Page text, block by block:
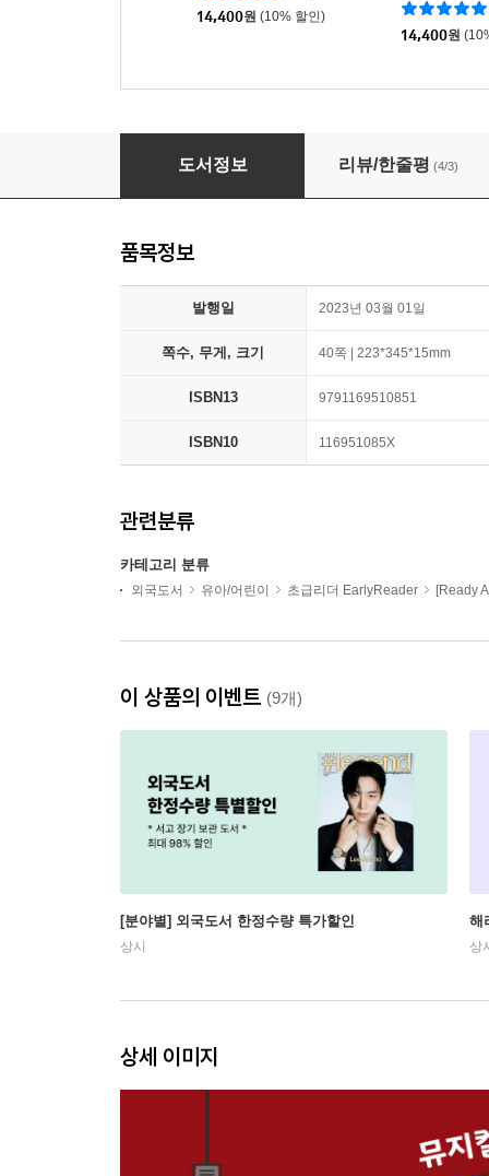
14,400원 (10% 할인)
14,400원
Ready Action Level 2 : The Little Red Hen
도서정보 리뷰/한줄평 (4/3)
품목정보
발행일 2023년 03월 01일
쪽수, 무게, 크기 40쪽 | 223*345*15mm
ISBN13 9791169510851
ISBN10 116951085X
관련분류
카테고리 분류
외국도서 유아/어린이 초급리더 EarlyReader [Ready
이 상품의 이벤트 (9개)
[분야별] 외국도서 한정수량 특가할인
상시
해
상
상세 이미지